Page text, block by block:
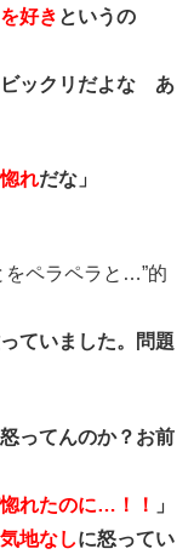
好き というの
ックリだよな あ
れだな」
をペラペラと…”的
ていました。問題
ってんのか？お前
れたのに…！！
」
地なしに怒ってい